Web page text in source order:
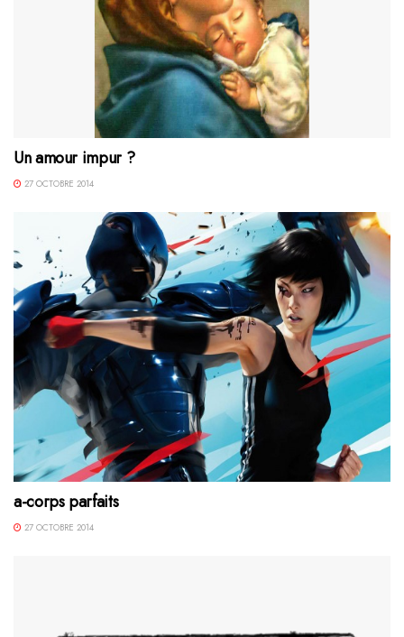
Un amour impur ?
27 OCTOBRE 2014
a-corps parfaits
27 OCTOBRE 2014